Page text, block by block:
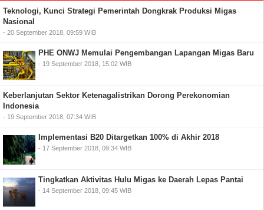
Teknologi, Kunci Strategi Pemerintah Dongkrak Produksi Migas
Nasional
- 20 September 2018, 09:59 WIB
PHE ONWJ Memulai Pengembangan Lapangan Migas Baru
- 19 September 2018, 15:02 WIB
Keberlanjutan Sektor Ketenagalistrikan Dorong Perekonomian
Indonesia
- 19 September 2018, 07:34 WIB
Implementasi B20 Ditargetkan 100% di Akhir 2018
- 17 September 2018, 09:34 WIB
Tingkatkan Aktivitas Hulu Migas ke Daerah Lepas Pantai
- 14 September 2018, 09:45 WIB